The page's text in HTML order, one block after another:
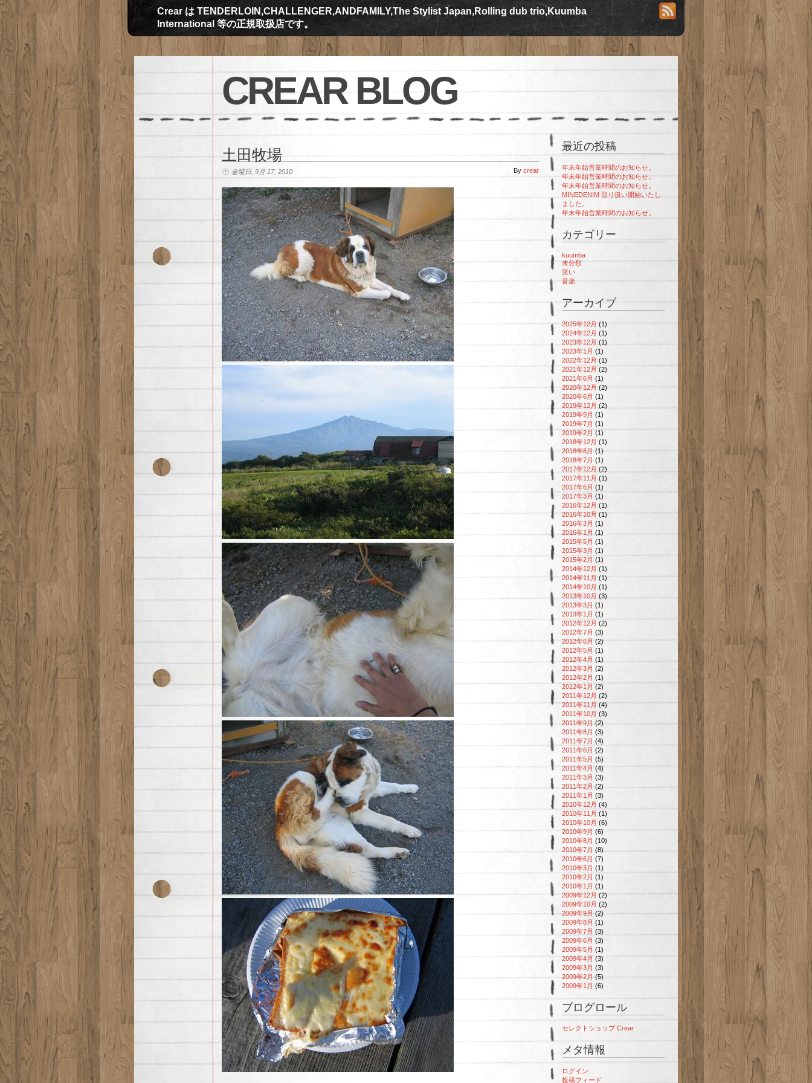
Crear は TENDERLOIN,CHALLENGER,ANDFAMILY,The Stylist Japan,Rolling dub trio,Kuumba
International 等の正規取扱店です。
CREAR BLOG
土田牧場
By crear
金曜日, 9月 17, 2010
最近の投稿
年末年始営業時間のお知らせ。
年末年始営業時間のお知らせ。
年末年始営業時間のお知らせ。
MINEDENIM 取り扱い開始いたし
ました。
年末年始営業時間のお知らせ。
カテゴリー
kuumba
未分類
笑い
音楽
アーカイブ
2025年12月 (1)
2024年12月 (1)
2023年12月 (1)
2023年1月 (1)
2022年12月 (1)
2021年12月 (2)
2021年6月 (1)
2020年12月 (2)
2020年6月 (1)
2019年12月 (2)
2019年9月 (1)
2019年7月 (1)
2019年2月 (1)
2018年12月 (1)
2018年8月 (1)
2018年7月 (1)
2017年12月 (2)
2017年11月 (1)
2017年6月 (1)
2017年3月 (1)
2016年12月 (1)
2016年10月 (1)
2016年3月 (1)
2016年1月 (1)
2015年5月 (1)
2015年3月 (1)
2015年2月 (1)
2014年12月 (1)
2014年11月 (1)
2014年10月 (1)
2013年10月 (3)
2013年3月 (1)
2013年1月 (1)
2012年12月 (2)
2012年7月 (3)
2012年6月 (2)
2012年5月 (1)
2012年4月 (1)
2012年3月 (2)
2012年2月 (1)
2012年1月 (2)
2011年12月 (2)
2011年11月 (4)
2011年10月 (3)
2011年9月 (2)
2011年8月 (3)
2011年7月 (4)
2011年6月 (2)
2011年5月 (5)
2011年4月 (4)
2011年3月 (3)
2011年2月 (2)
2011年1月 (3)
2010年12月 (4)
2010年11月 (1)
2010年10月 (6)
2010年9月 (6)
2010年8月 (10)
2010年7月 (8)
2010年6月 (7)
2010年3月 (1)
2010年2月 (1)
2010年1月 (1)
2009年12月 (2)
2009年10月 (2)
2009年9月 (2)
2009年8月 (1)
2009年7月 (3)
2009年6月 (3)
2009年5月 (1)
2009年4月 (3)
2009年3月 (3)
2009年2月 (5)
2009年1月 (6)
ブログロール
セレクトショップ Crear
メタ情報
ログイン
投稿フィード